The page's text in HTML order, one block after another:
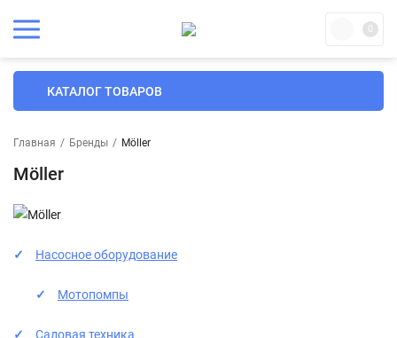
0
КАТАЛОГ ТОВАРОВ
Главная / Бренды / Möller
Möller
Насосное оборудование
Мотопомпы
Садовая техника